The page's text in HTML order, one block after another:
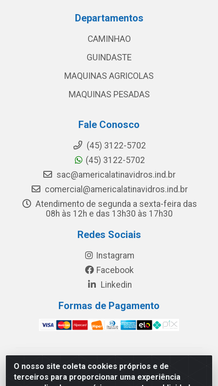
O nosso site coleta cookies próprios e de
terceiros para proporcionar uma experiência
Departamentos
CAMINHAO
GUINDASTE
MAQUINAS AGRICOLAS
MAQUINAS PESADAS
Fale Conosco
(45) 3122-5702
(45) 3122-5702
sac@americalatinavidros.ind.br
comercial@americalatinavidros.ind.br
Atendimento de segunda a sexta-feira das
08h às 12h e das 13h30 às 17h30
Redes Sociais
Instagram
Facebook
Linkedin
Formas de Pagamento
América Latina Indústria e Comércio de Vidros LTDA -
CNPJ 19.813.045/0001-03 - Rua Carlos Drummond de
Andrade, 151 Núcleo Industrial III – Cascavel/PR - CEP